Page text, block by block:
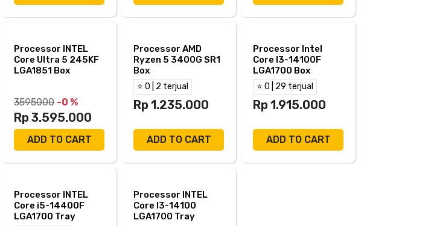
Processor INTEL
Core Ultra 5 245KF
LGA1851 Box
3595000 -0 %
Rp 3.595.000
ADD TO CART
Processor AMD
Ryzen 5 3400G SR1
Box
⭐ 0 | 2 terjual
Rp 1.235.000
ADD TO CART
Processor Intel
Core I3-14100F
LGA1700 Box
⭐ 0 | 29 terjual
Rp 1.915.000
ADD TO CART
Processor INTEL
Core i5-14400F
LGA1700 Tray
Processor INTEL
Core I3-14100
LGA1700 Tray